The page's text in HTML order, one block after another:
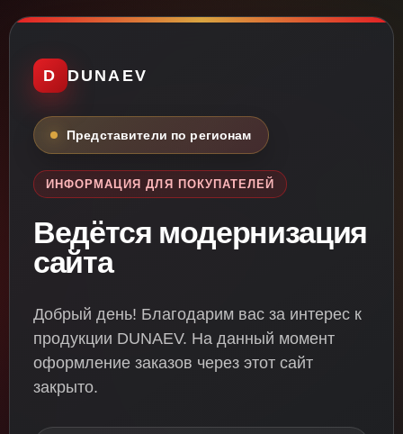
D DUNAEV
Представители по регионам
ИНФОРМАЦИЯ ДЛЯ ПОКУПАТЕЛЕЙ
Ведётся модернизация
сайта
Добрый день! Благодарим вас за интерес к
продукции DUNAEV. На данный момент
оформление заказов через этот сайт
закрыто.